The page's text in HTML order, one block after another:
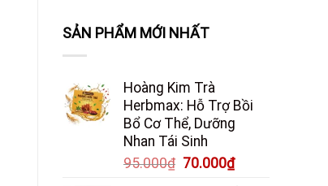
SẢN PHẨM MỚI NHẤT
Hoàng Kim Trà
Herbmax: Hỗ Trợ Bồi
Bổ Cơ Thể, Dưỡng
Nhan Tái Sinh
95.000₫ Giá
70.000₫Giá